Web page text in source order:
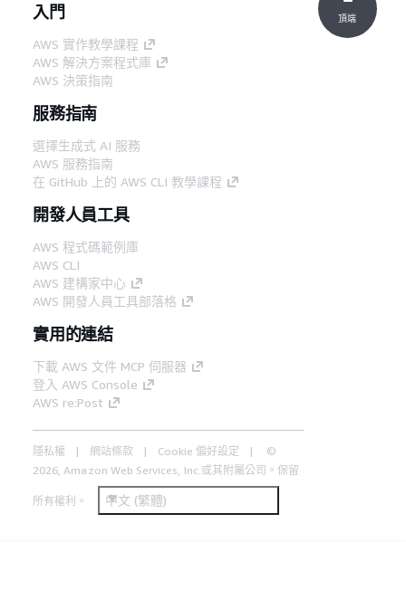
入門
AWS 實作教學課程
AWS 解決方案程式庫
AWS 決策指南
服務指南
選擇生成式 AI 服務
AWS 服務指南
在 GitHub 上的 AWS CLI 教學課程
開發人員工具
AWS 程式碼範例庫
AWS CLI
AWS 建構家中心
AWS 開發人員工具部落格
實用的連結
下載 AWS 文件 MCP 伺服器
登入 AWS Console
AWS re:Post
隱私權 網站條款 Cookie 偏好設定
©
2026, Amazon Web Services, Inc.或其附屬公司。保留
所有權利。 中文 (繁體)
頂端